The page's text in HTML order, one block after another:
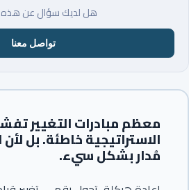
هل لديك سؤال عن هذه
تواصل معنا
معظم مبادرات التغيير
الاستراتيجية خاطئة. بل
مُدار بشكل سيء.